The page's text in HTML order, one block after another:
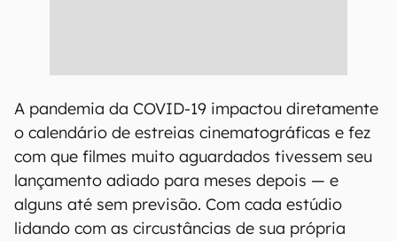
A pandemia da COVID-19 impactou diretamente
o calendário de estreias cinematográficas e fez
com que filmes muito aguardados tivessem seu
lançamento adiado para meses depois — e
alguns até sem previsão. Com cada estúdio
lidando com as circustâncias de sua própria